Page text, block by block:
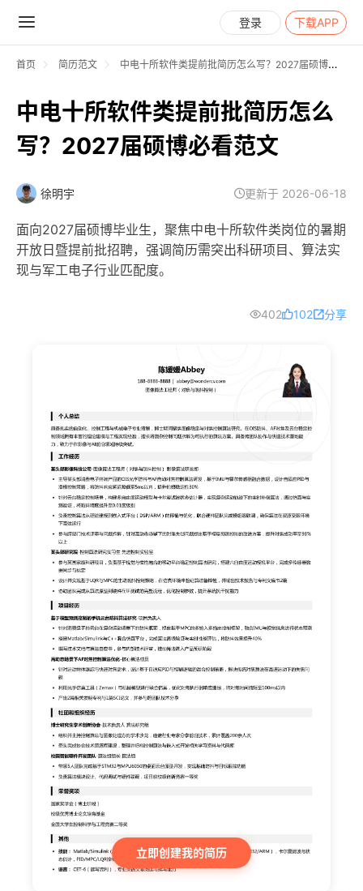
登录 下载APP
首页 简历范文 中电十所软件类提前批简历怎么写？2027届硕博必看范文
中电十所软件类提前批简历怎么
写？2027届硕博必看范文
徐明宇 更新于 2026-06-18
面向2027届硕博毕业生，聚焦中电十所软件类岗位的暑期
开放日暨提前批招聘，强调简历需突出科研项目、算法实
现与军工电子行业匹配度。
402 102 分享
立即创建我的简历